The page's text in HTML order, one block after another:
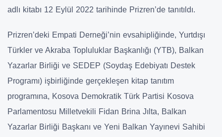
adlı kitabı 12 Eylül 2022 tarihinde Prizren’de tanıtıldı.
Prizren’deki Empati Derneği’nin evsahipliğinde, Yurtdışı
Türkler ve Akraba Topluluklar Başkanlığı (YTB), Balkan
Yazarlar Birliği ve SEDEP (Soydaş Edebiyatı Destek
Programı) işbirliğinde gerçekleşen kitap tanıtım
programına, Kosova Demokratik Türk Partisi Kosova
Parlamentosu Milletvekili Fidan Brina Jılta, Balkan
Yazarlar Birliği Başkanı ve Yeni Balkan Yayınevi Sahibi